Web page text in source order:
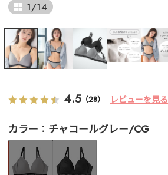
1/14
4.5 （28） レビューを見る
カラー チャコールグレー/CG